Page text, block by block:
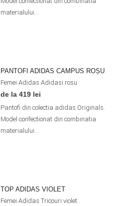
materialului...
PANTOFI ADIDAS CAMPUS ROȘU
Femei Adidas Adidasi rosu
de la 419 lei
Pantofi din colectia adidas Originals.
Model confectionat din combinatia
materialului...
TOP ADIDAS VIOLET
Femei Adidas Tricouri violet